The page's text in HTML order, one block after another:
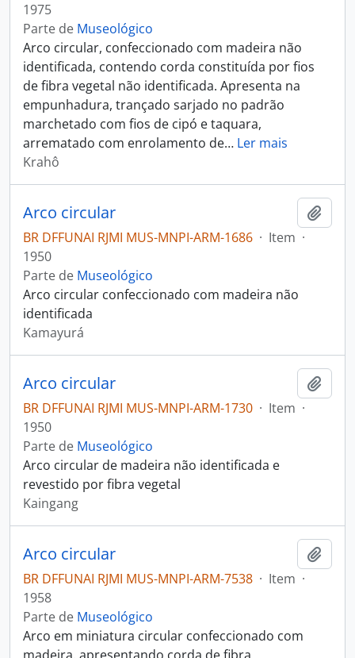
1975
Parte de Museológico
Arco circular, confeccionado com madeira não
identificada, contendo corda constituída por fios
de fibra vegetal não identificada. Apresenta na
empunhadura, trançado sarjado no padrão
marchetado com fios de cipó e taquara,
arrematado com enrolamento de… Ler mais
Krahô
Arco circular
BR DFFUNAI RJMI MUS-MNPI-ARM-1686 · Item ·
1950
Parte de Museológico
Arco circular confeccionado com madeira não
identificada
Kamayurá
Arco circular
BR DFFUNAI RJMI MUS-MNPI-ARM-1730 · Item ·
1950
Parte de Museológico
Arco circular de madeira não identificada e
revestido por fibra vegetal
Kaingang
Arco circular
BR DFFUNAI RJMI MUS-MNPI-ARM-7538 · Item ·
1958
Parte de Museológico
Arco em miniatura circular confeccionado com